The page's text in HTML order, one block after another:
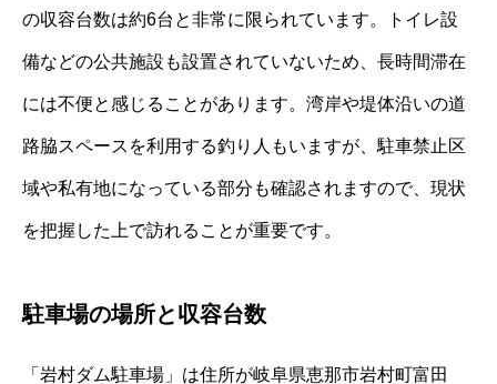
の収容台数は約6台と非常に限られています。トイレ設
備などの公共施設も設置されていないため、長時間滞在
には不便と感じることがあります。湾岸や堤体沿いの道
路脇スペースを利用する釣り人もいますが、駐車禁止区
域や私有地になっている部分も確認されますので、現状
を把握した上で訪れることが重要です。
駐車場の場所と収容台数
「岩村ダム駐車場」は住所が岐阜県恵那市岩村町富田